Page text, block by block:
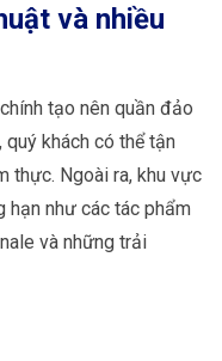
và nhiều
tạo nên quần đảo
quý khách có thể tận
thực. Ngoài ra, khu vực
hạn như các tác phẩm
và những trải